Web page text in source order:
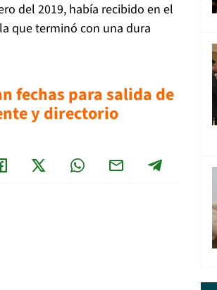
del 2019, había recibido en el
que terminó con una dura
fechas para salida de
y directorio